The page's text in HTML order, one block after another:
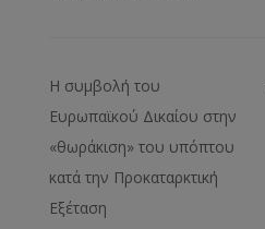
Η συμβολή του
Ευρωπαϊκού Δικαίου στην
«θωράκιση» του υπόπτου
κατά την Προκαταρκτική
Εξέταση